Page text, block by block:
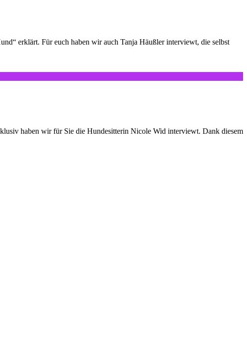
erklärt. Für euch haben wir auch Tanja Häußler interviewt, die selbst
haben wir für Sie die Hundesitterin Nicole Wid interviewt. Dank diesem